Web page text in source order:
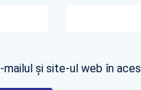
mailul și site-ul web în